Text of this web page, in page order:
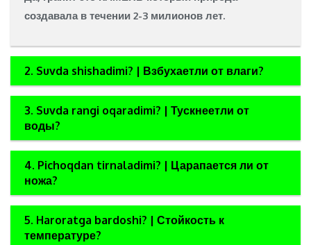
создавала в течении 2-3 милионов лет.
2. Suvda shishadimi? | Взбухаетли от влаги?
3. Suvda rangi oqaradimi? | Тускнеетли от
воды?
4. Pichoqdan tirnaladimi? | Царапается ли от
ножа?
5. Haroratga bardoshi? | Стойкость к
температуре?